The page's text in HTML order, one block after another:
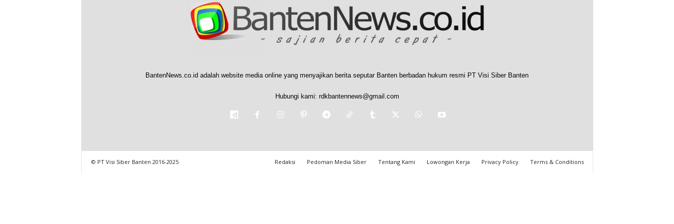
BantenNews.co.id adalah website media online yang menyajikan berita seputar Banten berbadan hukum resmi PT Visi Siber Banten
Hubungi kami: rdkbantennews@gmail.com
Redaksi Pedoman Media Siber Tentang Kami Lowongan Kerja Privacy Policy Terms & Conditions
© PT Visi Siber Banten 2016-2025